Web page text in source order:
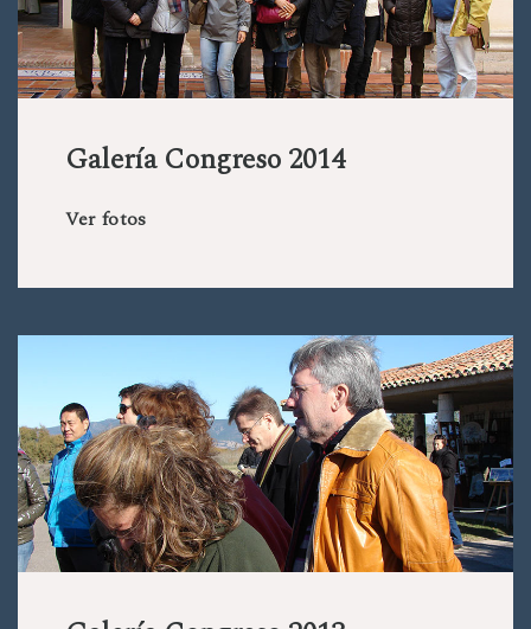
Galería Congreso 2014
Ver fotos